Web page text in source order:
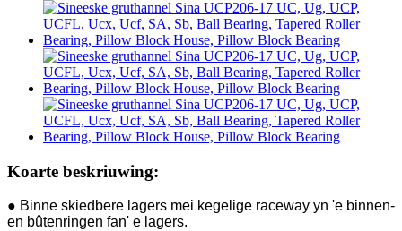
Koarte beskriuwing:
● Binne skiedbere lagers mei kegelige raceway yn 'e binnen-
en bûtenringen fan' e lagers.